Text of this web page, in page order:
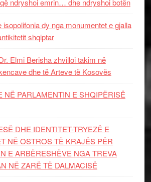
ndryshoi emrin… dhe ndryshoi botën
isopolifonia dy nga monumentet e gjalla
shqiptar
Elmi Berisha zhvilloi takim në
dhe të Arteve të Kosovës
NË PARLAMENTIN E SHQIPËRISË
DHE IDENTITET-TRYEZË E
NË OSTROS TË KRAJËS PËR
E ARBËRESHËVE NGA TREVA
NË ZARË TË DALMACISË